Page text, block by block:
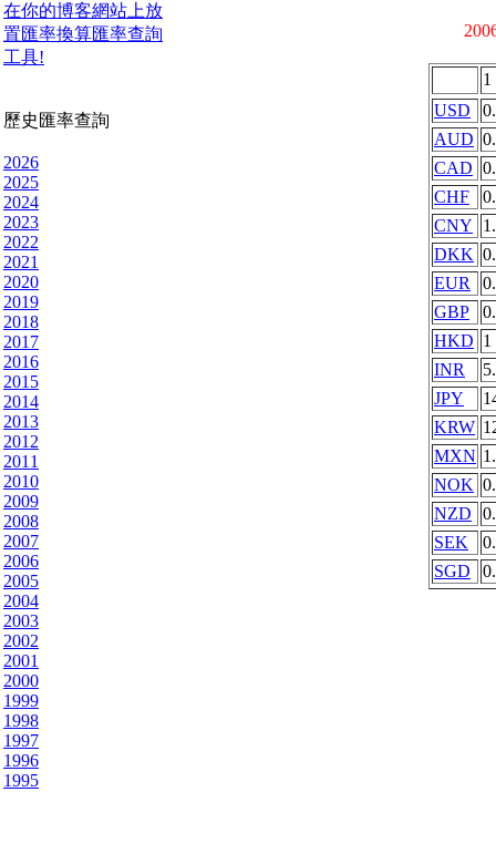
在你的博客網站上放
置匯率換算匯率查詢
工具!
歷史匯率查詢
2026
2025
2024
2023
2022
2021
2020
2019
2018
2017
2016
2015
2014
2013
2012
2011
2010
2009
2008
2007
2006
2005
2004
2003
2002
2001
2000
1999
1998
1997
1996
1995
1
USD
AUD
CAD
CHF
CNY
DKK
EUR
GBP
HKD 1
INR
JPY
KRW
MXN
NOK
NZD
SEK
SGD